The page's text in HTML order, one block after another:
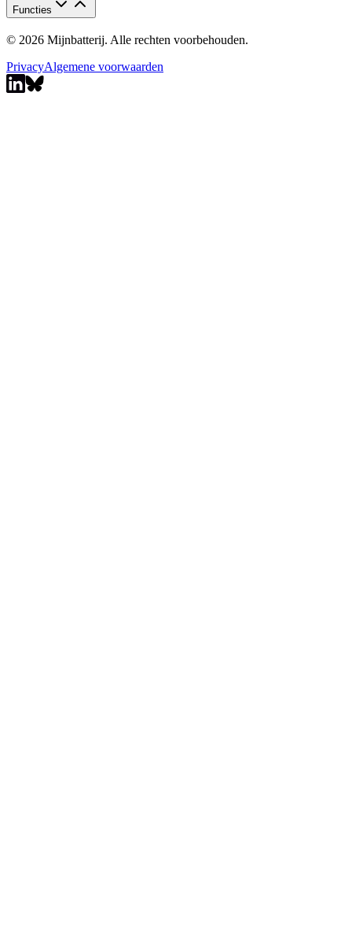
Functies
© 2026 Mijnbatterij. Alle rechten voorbehouden.
PrivacyAlgemene voorwaarden